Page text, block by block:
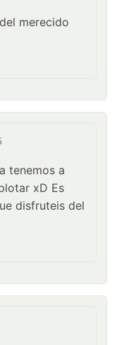
merecido
tenemos a
xD Es
disfruteis del